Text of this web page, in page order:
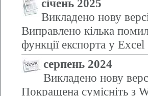
січень 2025
Викладено нову
Виправлено кілька
функції експорта у Excel
серпень 2024
Викладено нову
Покращена сумісніть з